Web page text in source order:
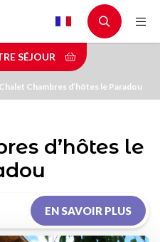
SÉJOUR
Chalet Chambres d’hôtes le Paradou
d’hôtes le
EN SAVOIR PLUS